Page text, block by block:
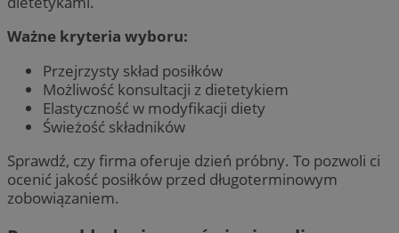
Ważne kryteria wyboru:
Przejrzysty skład posiłków
Możliwość konsultacji z dietetykiem
Elastyczność w modyfikacji diety
Świeżość składników
Sprawdź, czy firma oferuje dzień próbny. To pozwoli ci
ocenić jakość posiłków przed długoterminowym
zobowiązaniem.